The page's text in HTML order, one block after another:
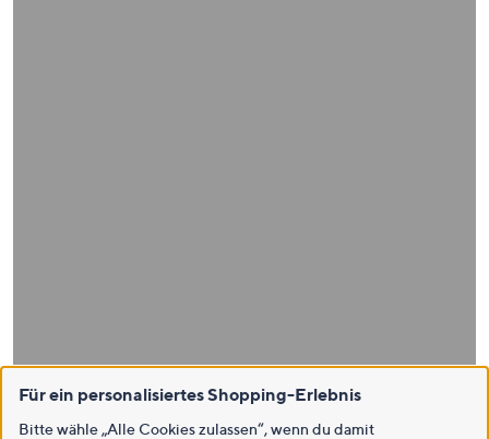
Für ein personalisiertes Shopping-Erlebnis
Bitte wähle „Alle Cookies zulassen“, wenn du damit